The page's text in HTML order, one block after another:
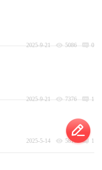
2025-9-21 5086 0
2025-9-21 7376 1
2025-5-14 5810 1